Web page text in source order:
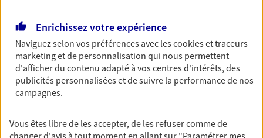
Prévoyance
Pour un avenir serein, assurez-vous avec notre
contrat prévoyance. Préservez vos proches en cas
d'accident ou de maladie en optant pour les
garanties incapacité temporaire totale de travail,
Découvrir l'offre Prévoyance
Enrichissez votre expérience
Naviguez selon vos préférences avec lescookies et traceurs
marketing et de personnalisation qui nous permettent
d'afficher du contenu adapté à vos centres d'intérêts, des
publicités personnalisées et de suivre la performance de nos
campagnes.
Vous êtes libre de les accepter, de les refuser comme de